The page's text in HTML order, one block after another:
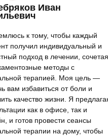
Иван
к тому, чтобы каждый
получил индивидуальный и
подход в лечении, сочетая
методы с
терапией. Моя цель —
вам избавиться от боли и
качество жизни. Я
как в офисе, так и
и готов провести сеансы
терапии на дому, чтобы